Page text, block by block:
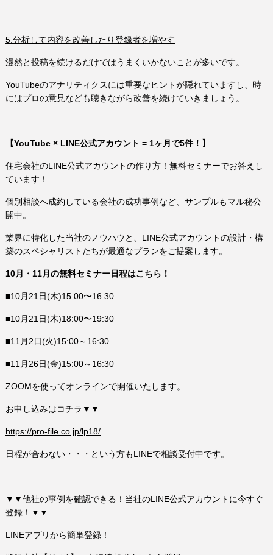
5.分析して内容を改善したり登録者を増やす
漫然と投稿を続けるだけではうまくいかないことが多いです。
YouTubeのアナリティクスには重要なヒントが隠れていますし、時
にはプロの意見なども聴きながら改善を続けていきましょう。
【YouTube × LINE公式アカウント = 1ヶ月で5件！】
住宅会社のLINE公式アカウントの作り方！無料セミナーでお答えし
ています！
個別相談へ成約している会社の成功事例など、サンプルもマル秘公
開中。
業界に特化した当社のノウハウと、LINE公式アカウントの設計・構
築のスペシャリストたちが最適なプランをご提案します。
10月・11月の無料セミナー日程はこちら！
■10月21日(木)15:00〜16:30
■10月21日(木)18:00〜19:30
■11月2日(火)15:00～16:30
■11月26日(金)15:00～16:30
ZOOMを使ってオンラインで開催いたします。
お申し込みはコチラ▼▼
https://pro-file.co.jp/lp18/
日程が合わない・・・という方もLINEで相談受付中です。
▼▼他社の事例を確認できる！当社のLINE公式アカウントに今すぐ
登録！▼▼
LINEアプリから簡単登録！